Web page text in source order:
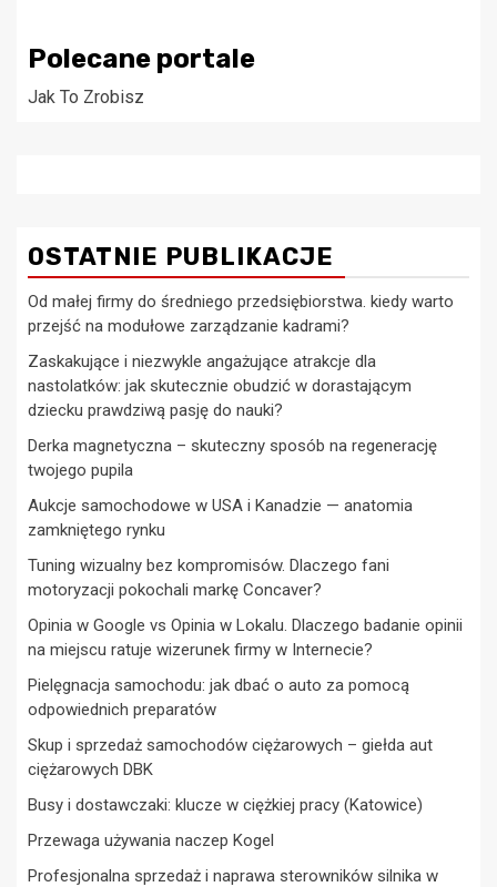
Polecane portale
Jak To Zrobisz
OSTATNIE PUBLIKACJE
Od małej firmy do średniego przedsiębiorstwa. kiedy warto
przejść na modułowe zarządzanie kadrami?
Zaskakujące i niezwykle angażujące atrakcje dla
nastolatków: jak skutecznie obudzić w dorastającym
dziecku prawdziwą pasję do nauki?
Derka magnetyczna – skuteczny sposób na regenerację
twojego pupila
Aukcje samochodowe w USA i Kanadzie — anatomia
zamkniętego rynku
Tuning wizualny bez kompromisów. Dlaczego fani
motoryzacji pokochali markę Concaver?
Opinia w Google vs Opinia w Lokalu. Dlaczego badanie opinii
na miejscu ratuje wizerunek firmy w Internecie?
Pielęgnacja samochodu: jak dbać o auto za pomocą
odpowiednich preparatów
Skup i sprzedaż samochodów ciężarowych – giełda aut
ciężarowych DBK
Busy i dostawczaki: klucze w ciężkiej pracy (Katowice)
Przewaga używania naczep Kogel
Profesjonalna sprzedaż i naprawa sterowników silnika w